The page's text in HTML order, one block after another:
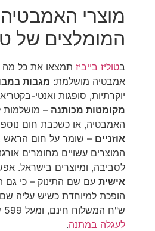
מוצרי האמבטיה
המומלצים של
בטוליז בייביז תמצאו את כל מה
אמבטיה מושלמת: מגבות
יוקרתיות, סופגות ואנטי-
מקומטות מכותנה – מושלמות
האמבטיה, או כשכבת חום
אוזניים – שומר על חום הראש
המוצרים עשויים מחומרים
לסביבה, ומיוצרים בישראל.
אישית עם שם התינוק – כי גם
ש"ח המשלוח חינם, ומעל 599 ש"ח תקבלו
לעגלה במתנה.